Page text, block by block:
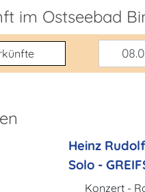
im Ostseebad
Heinz
Solo -
Konzert -